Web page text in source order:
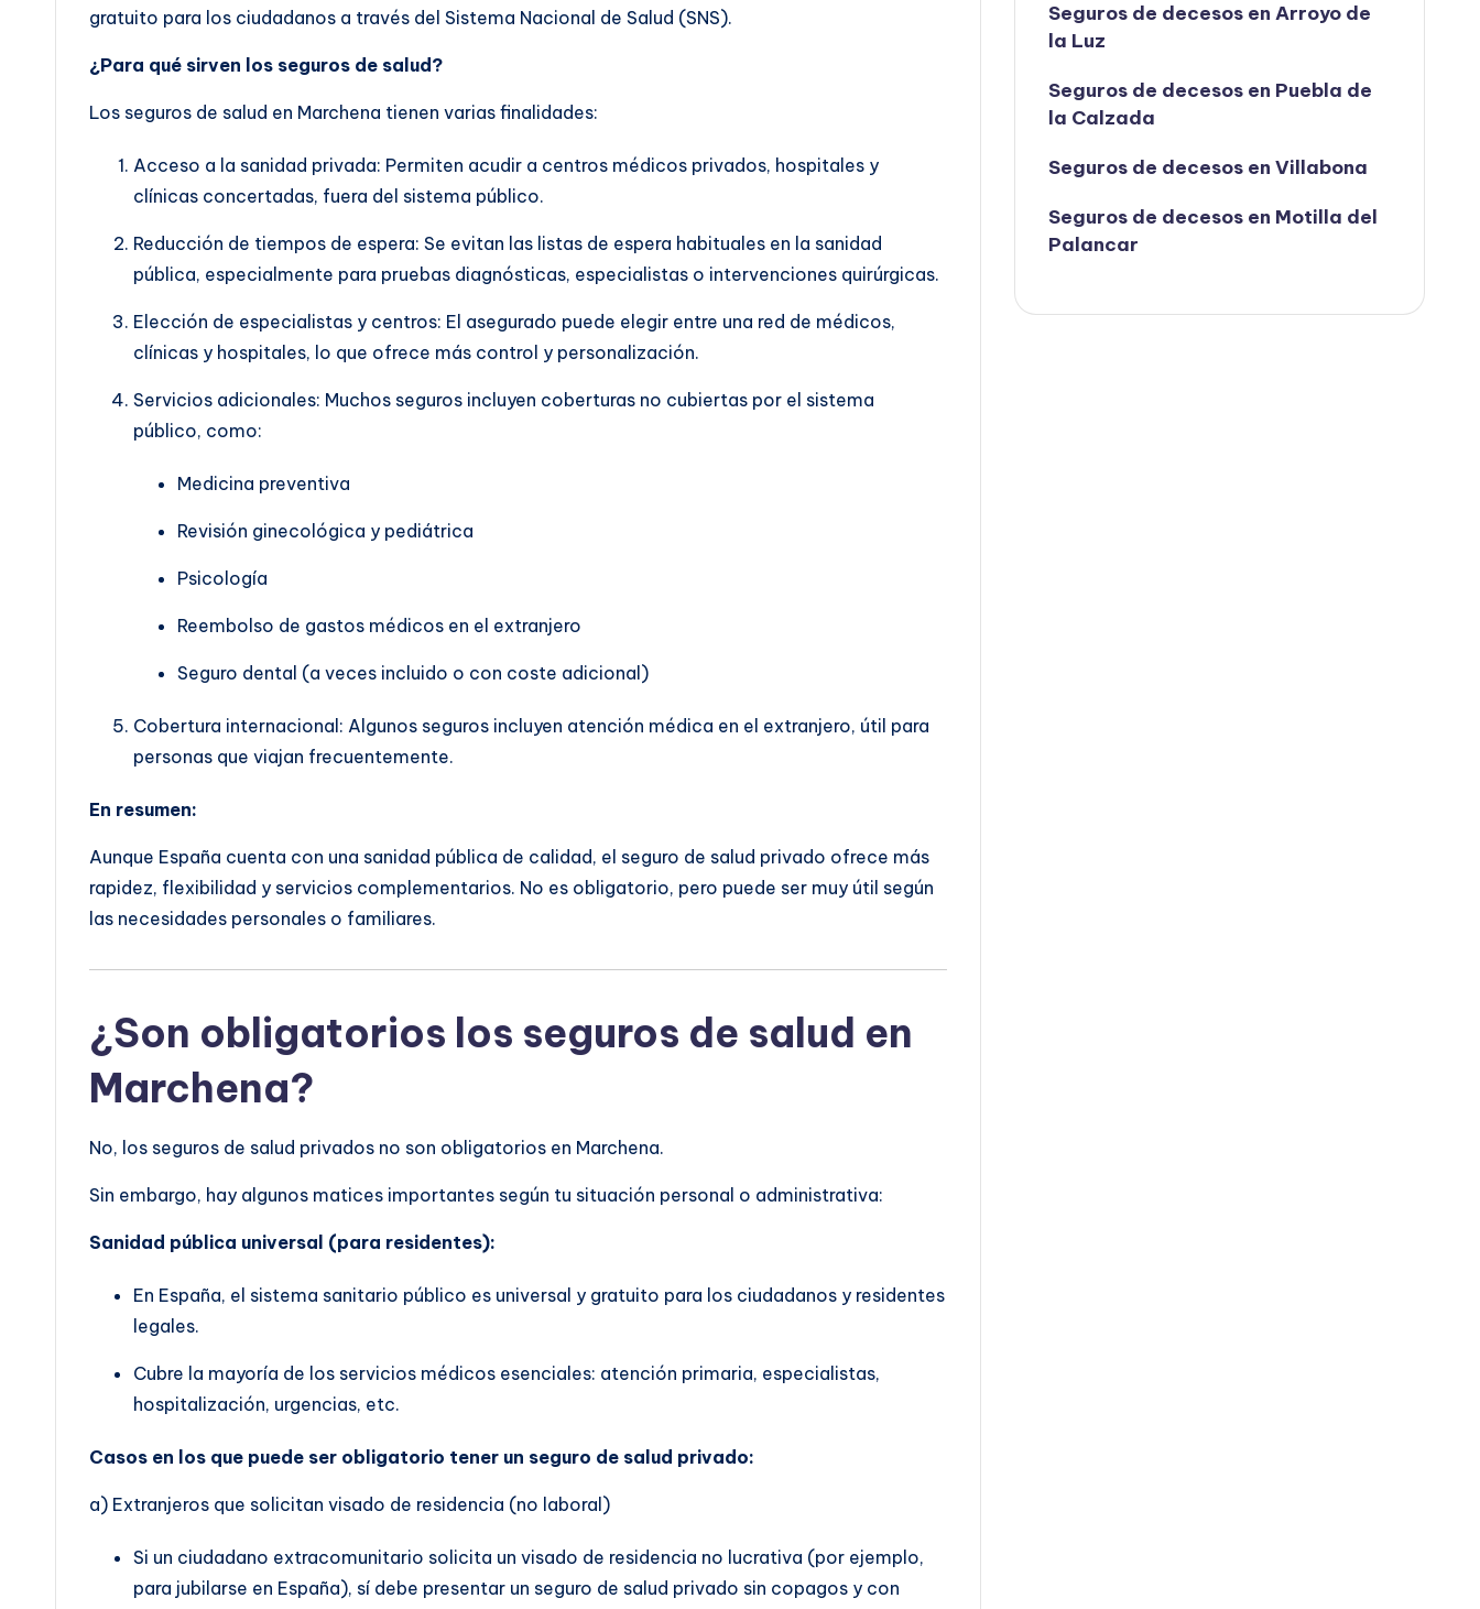
gratuito para los ciudadanos a través del Sistema Nacional de Salud (SNS).
¿Para qué sirven los seguros de salud?
Los seguros de salud en Marchena tienen varias finalidades:
Acceso a la sanidad privada: Permiten acudir a centros médicos privados, hospitales y
clínicas concertadas, fuera del sistema público.
Reducción de tiempos de espera: Se evitan las listas de espera habituales en la sanidad
pública, especialmente para pruebas diagnósticas, especialistas o intervenciones quirúrgicas.
Elección de especialistas y centros: El asegurado puede elegir entre una red de médicos,
clínicas y hospitales, lo que ofrece más control y personalización.
Servicios adicionales: Muchos seguros incluyen coberturas no cubiertas por el sistema
público, como:
Medicina preventiva
Revisión ginecológica y pediátrica
Psicología
Reembolso de gastos médicos en el extranjero
Seguro dental (a veces incluido o con coste adicional)
Cobertura internacional: Algunos seguros incluyen atención médica en el extranjero, útil para
personas que viajan frecuentemente.
En resumen:
Aunque España cuenta con una sanidad pública de calidad, el seguro de salud privado ofrece más
rapidez, flexibilidad y servicios complementarios. No es obligatorio, pero puede ser muy útil según
las necesidades personales o familiares.
¿Son obligatorios los seguros de salud en
Marchena?
No, los seguros de salud privados no son obligatorios en Marchena.
Sin embargo, hay algunos matices importantes según tu situación personal o administrativa:
Sanidad pública universal (para residentes):
En España, el sistema sanitario público es universal y gratuito para los ciudadanos y residentes
legales.
Cubre la mayoría de los servicios médicos esenciales: atención primaria, especialistas,
hospitalización, urgencias, etc.
Casos en los que puede ser obligatorio tener un seguro de salud privado:
a) Extranjeros que solicitan visado de residencia (no laboral)
Si un ciudadano extracomunitario solicita un visado de residencia no lucrativa (por ejemplo,
para jubilarse en España), sí debe presentar un seguro de salud privado sin copagos y con
Seguros de decesos en Arroyo de
la Luz
Seguros de decesos en Puebla de
la Calzada
Seguros de decesos en Villabona
Seguros de decesos en Motilla del
Palancar